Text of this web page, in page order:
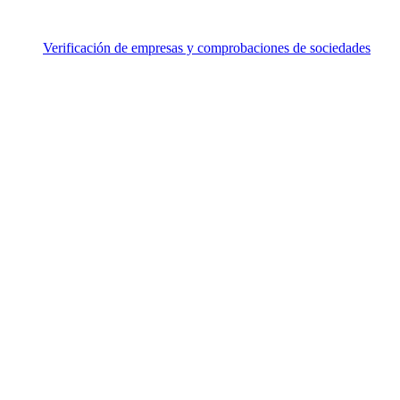
Verificación de empresas y comprobaciones de sociedades